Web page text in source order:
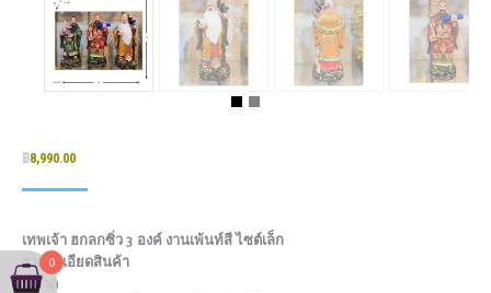
฿8,990.00
เทพเจ้า ฮกลกซิ่ว 3 องค์ งานเพ้นท์สี ไซต์เล็ก
รายละเอียดสินค้า
ขนาด
0